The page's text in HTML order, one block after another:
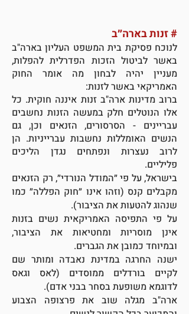
# זנות בארה״ב
לנוכח פסיקת בית המשפט העליון בארה"ב
באשר לביטול הזכות הפדרלית להפלות,
מעניין יהיה לבחון מה אומר החוק
האמריקאי באשר לזנות:
ברוב מדינות ארה"ב זנות איננה חוקית. כל
אלו הנוטלים חלק במעשה הזנות נחשבים
עבריינים - הסרסורים, הזנאים וכן, גם
הנשים האומללות נחשבות עברייניות. הן
לרוב נעצרות ונפתחים נגדן הליכים
פליליים.
בישראל, על פי ״המודל הנורדי״, רק הזנאים
מקבלים קנס (וזהו אינו ״חוק הפללה״ כמו
שנהוג להטעות את הציבור).
על פי התפיסה האמריקאית נשים בזנות
אינן מוסריות ומחטיאות את הציבור,
ובמיוחד כמובן את הגברים.
ישנה החרגה במדינת נאבדה ומותר שם
לקיים בורדלים ממוסדים (לאס וגאס
לדוגמא משופעת בסחר בבני אדם).
ארה"ב מגלה שוב את פרצופה הצבוע